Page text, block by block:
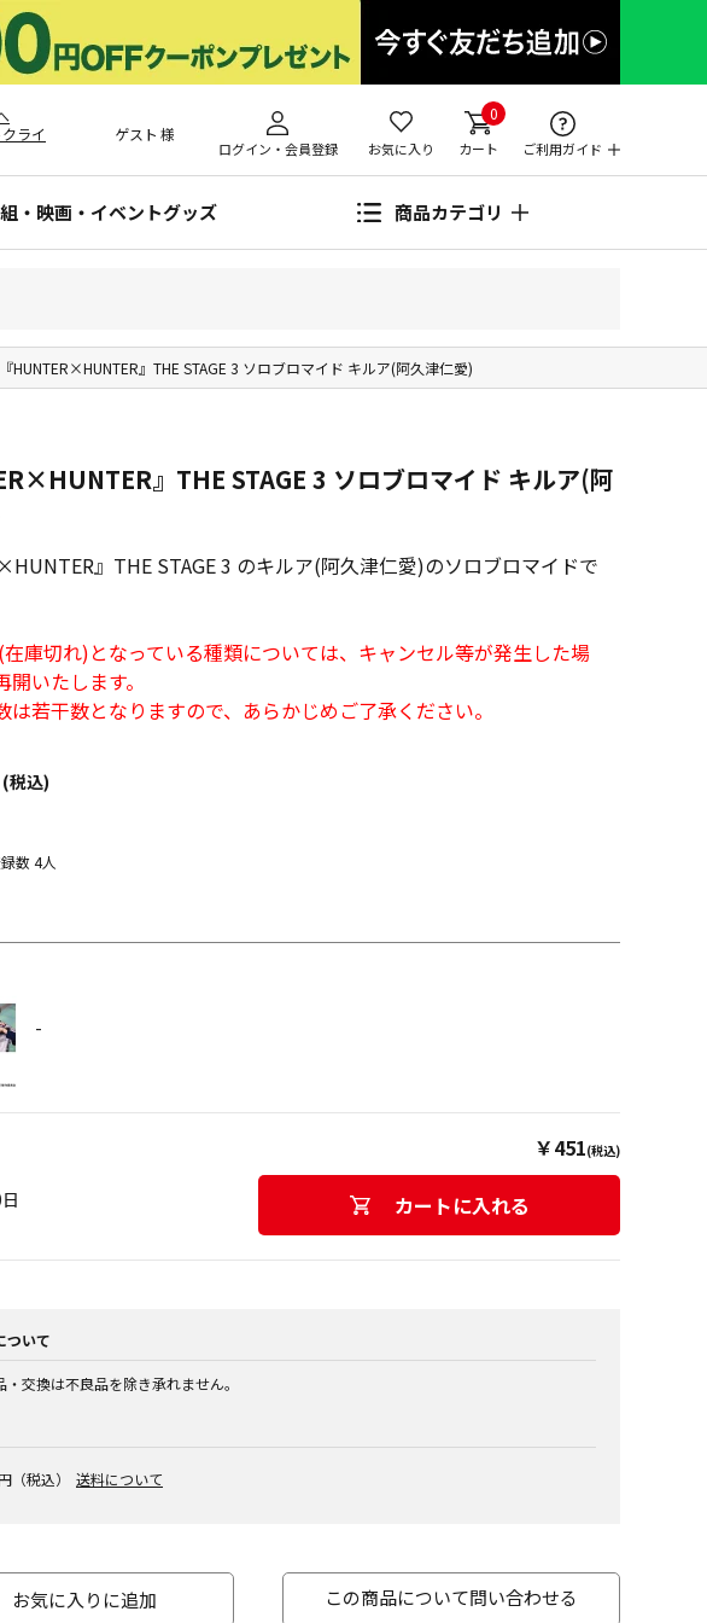
ライ
ゲスト 様
ログイン・会員登録 お気に入り
0
カート ご利用ガイド
・映画・イベントグッズ 商品カテゴリ
『HUNTER×HUNTER』THE STAGE 3 ソロブロマイド キルア(阿久津仁愛)
』THE STAGE 3 ソロブロマイド キルア(阿
』THE STAGE 3 のキルア(阿久津仁愛)のソロブロマイドで
庫切れ)となっている種類については、キャンセル等が発生した場
いたします。
は若干数となりますので、あらかじめご了承ください。
(税込)
数4人
-
￥451(税込)
カートに入れる
ついて
交換は不良品を除き承れません。
（税込） 送料について
お気に入りに追加 この商品について問い合わせる